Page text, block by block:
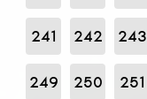
241 242 243
249 250 251